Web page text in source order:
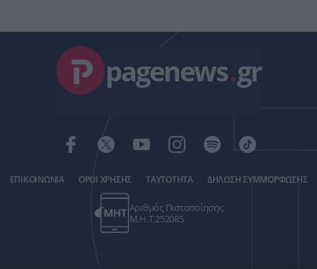
pagenews.gr
ΕΠΙΚΟΙΝΩΝΙΑ ΟΡΟΙ ΧΡΗΣΗΣ ΤΑΥΤΟΤΗΤΑ ΔΗΛΩΣΗ ΣΥΜΜΟΡΦΩΣΗΣ
Αριθμός Πιστοποίησης
Μ.Η.Τ.252085